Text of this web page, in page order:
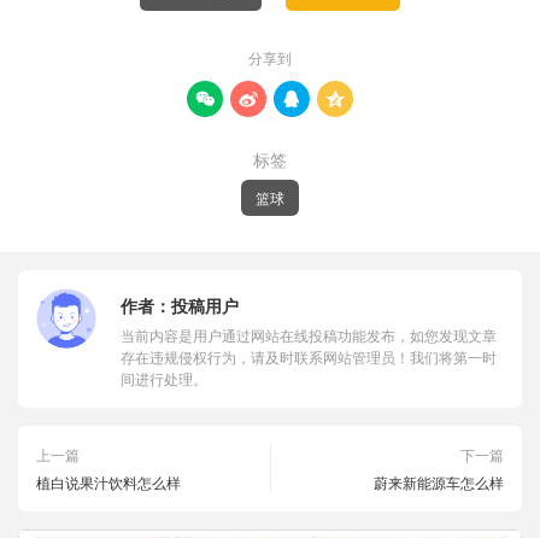
分享到
   
标签
篮球
作者： 投稿用户
当前内容是用户通过网站在线投稿功能发布，如您发现文章
存在违规侵权行为，请及时联系网站管理员！我们将第一时
间进行处理。
上一篇
植白说果汁饮料怎么样
下一篇
蔚来新能源车怎么样